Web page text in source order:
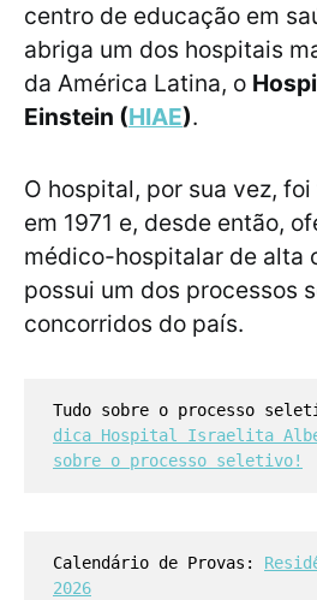
centro de educação em
abriga um dos hospitais
da América Latina, o
Einstein (HIAE).
O hospital, por sua vez,
em 1971 e, desde então,
médico-hospitalar de alta
possui um dos processos
concorridos do país.
Tudo sobre o processo
dica Hospital Israelita
sobre o processo seletivo!
Calendário de Provas:
2026